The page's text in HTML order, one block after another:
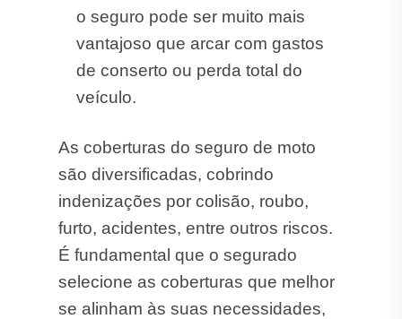
o seguro pode ser muito mais
vantajoso que arcar com gastos
de conserto ou perda total do
veículo.
As coberturas do seguro de moto
são diversificadas, cobrindo
indenizações por colisão, roubo,
furto, acidentes, entre outros riscos.
É fundamental que o segurado
selecione as coberturas que melhor
se alinham às suas necessidades,